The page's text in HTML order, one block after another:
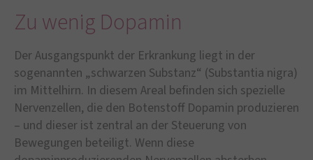
Zu wenig Dopamin
Der Ausgangspunkt der Erkrankung liegt in der
sogenannten „schwarzen Substanz“ (Substantia nigra)
im Mittelhirn. In diesem Areal befinden sich spezielle
Nervenzellen, die den Botenstoff Dopamin produzieren
– und dieser ist zentral an der Steuerung von
Bewegungen beteiligt. Wenn diese